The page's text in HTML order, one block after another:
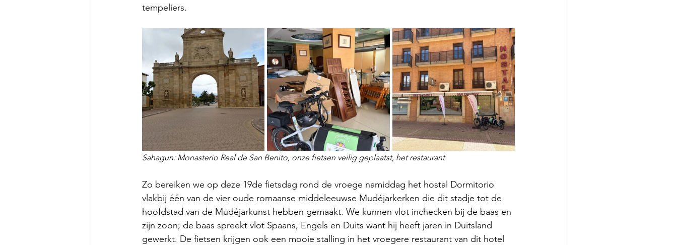
tempeliers.
Sahagun: Monasterio Real de San Benito, onze fietsen veilig geplaatst, het restaurant
Zo bereiken we op deze 19de fietsdag rond de vroege namiddag het hostal Dormitorio
vlakbij één van de vier oude romaanse middeleeuwse Mudéjarkerken die dit stadje tot de
hoofdstad van de Mudéjarkunst hebben gemaakt. We kunnen vlot inchecken bij de baas en
zijn zoon; de baas spreekt vlot Spaans, Engels en Duits want hij heeft jaren in Duitsland
gewerkt. De fietsen krijgen ook een mooie stalling in het vroegere restaurant van dit hotel